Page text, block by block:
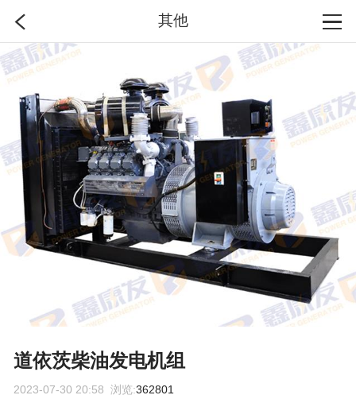
其他
分类
登录
道依茨柴油发电机组
2023-07-30 20:58 浏览:362801